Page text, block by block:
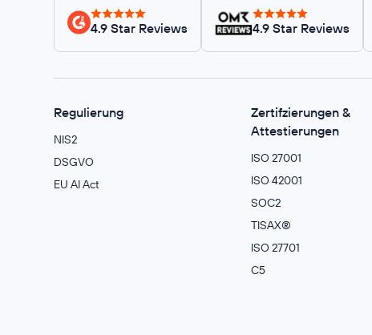
4.9 Star Reviews 4.9 Star Reviews
Regulierung
NIS2
DSGVO
EU AI Act
Zertifzierungen &
Attestierungen
ISO 27001
ISO 42001
SOC2
TISAX®
ISO 27701
C5